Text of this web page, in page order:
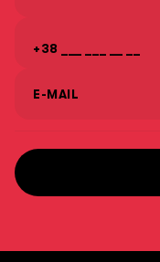
E-MAIL